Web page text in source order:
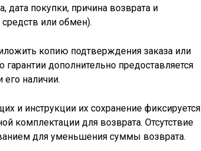
дата покупки, причина возврата и
или обмен).
копию подтверждения заказа или
дополнительно предоставляется
его наличии.
и инструкции их сохранение фиксируется
комплектации для возврата. Отсутствие
для уменьшения суммы возврата.